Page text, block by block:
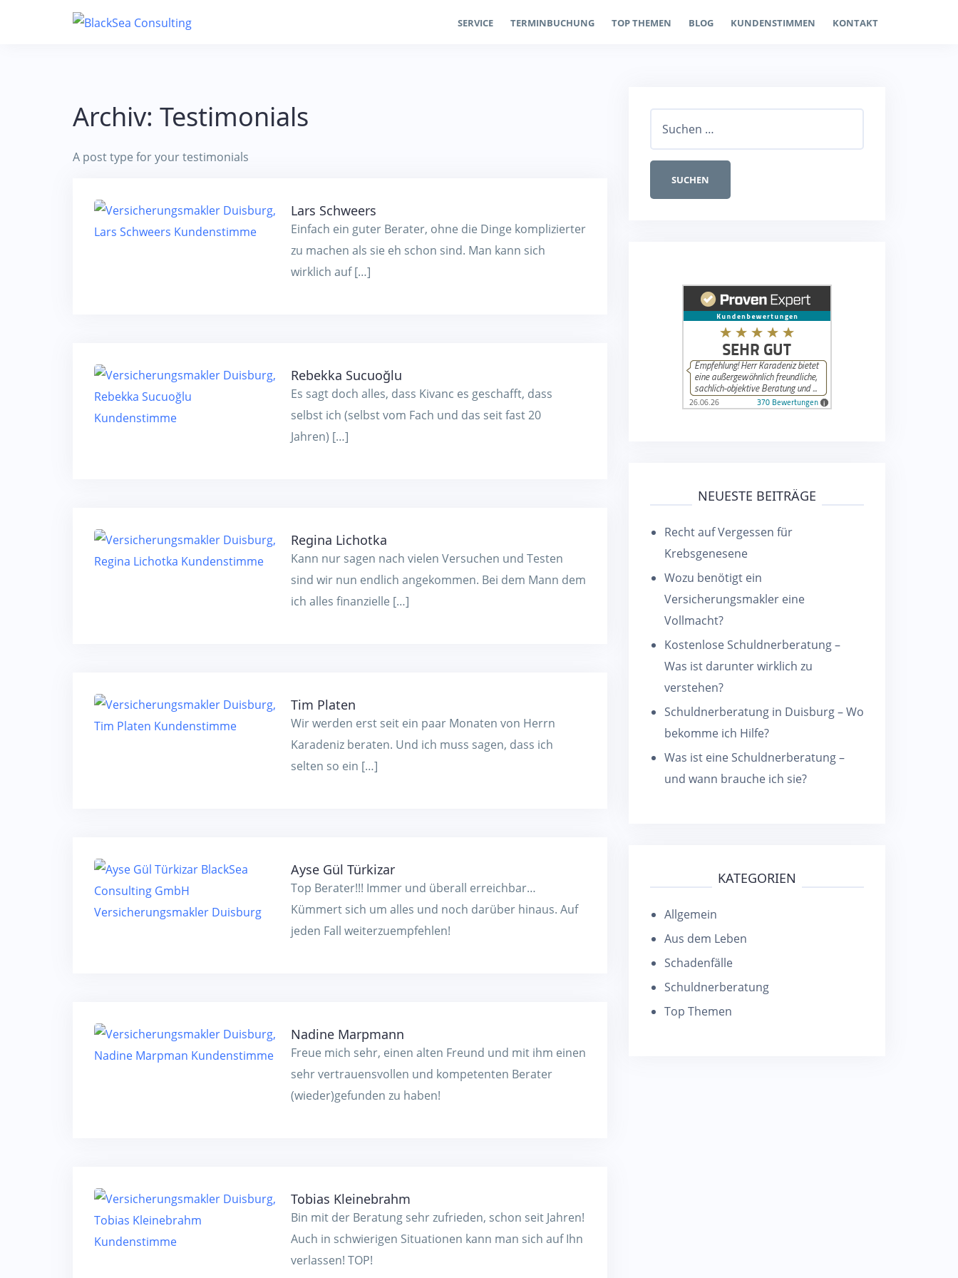
SERVICE TERMINBUCHUNG TOP THEMEN BLOG KUNDENSTIMMEN KONTAKT
Archiv: Testimonials
A post type for your testimonials
Lars Schweers
Einfach ein guter Berater, ohne die Dinge komplizierter
zu machen als sie eh schon sind. Man kann sich
wirklich auf […]
Rebekka Sucuoğlu
Es sagt doch alles, dass Kivanc es geschafft, dass
selbst ich (selbst vom Fach und das seit fast 20
Jahren) […]
Regina Lichotka
Kann nur sagen nach vielen Versuchen und Testen
sind wir nun endlich angekommen. Bei dem Mann dem
ich alles finanzielle […]
Tim Platen
Wir werden erst seit ein paar Monaten von Herrn
Karadeniz beraten. Und ich muss sagen, dass ich
selten so ein […]
Ayse Gül Türkizar
Top Berater!!! Immer und überall erreichbar…
Kümmert sich um alles und noch darüber hinaus. Auf
jeden Fall weiterzuempfehlen!
Nadine Marpmann
Freue mich sehr, einen alten Freund und mit ihm einen
sehr vertrauensvollen und kompetenten Berater
(wieder)gefunden zu haben!
Tobias Kleinebrahm
Bin mit der Beratung sehr zufrieden, schon seit Jahren!
Auch in schwierigen Situationen kann man sich auf Ihn
verlassen! TOP!
NEUESTE BEITRÄGE
Recht auf Vergessen für
Krebsgenesene
Wozu benötigt ein
Versicherungsmakler eine
Vollmacht?
Kostenlose Schuldnerberatung –
Was ist darunter wirklich zu
verstehen?
Schuldnerberatung in Duisburg – Wo
bekomme ich Hilfe?
Was ist eine Schuldnerberatung –
und wann brauche ich sie?
KATEGORIEN
Allgemein
Aus dem Leben
Schadenfälle
Schuldnerberatung
Top Themen